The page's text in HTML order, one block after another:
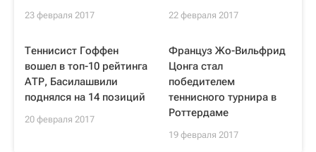
23 февраля 2017 22 февраля 2017
Теннисист Гоффен
вошел в топ-10 рейтинга
АТР, Басилашвили
поднялся на 14 позиций
20 февраля 2017
Француз Жо-Вильфрид
Цонга стал
победителем
теннисного турнира в
Роттердаме
19 февраля 2017